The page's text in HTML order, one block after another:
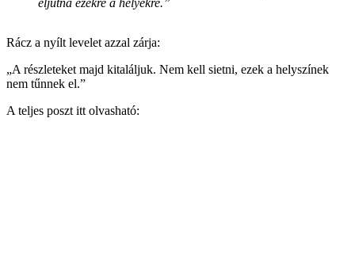
Rácz a nyílt levelet azzal zárja:
„A részleteket majd kitaláljuk. Nem kell sietni, ezek a helyszínek
nem tűnnek el.”
A teljes poszt itt olvasható: